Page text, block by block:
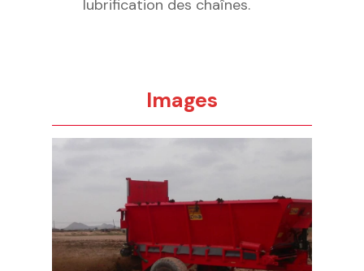
lubrification des chaînes.
Images